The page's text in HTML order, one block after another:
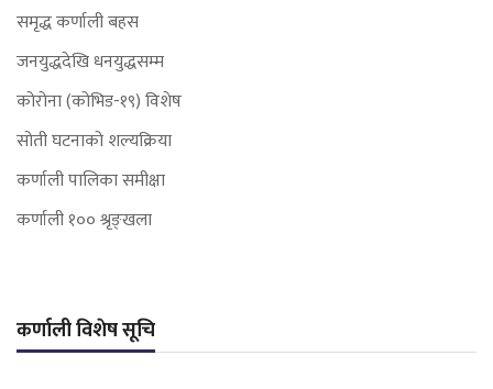
समृद्ध कर्णाली बहस
जनयुद्धदेखि धनयुद्धसम्म
कोरोना (कोभिड-१९) विशेष
सोती घटनाको शल्यक्रिया
कर्णाली पालिका समीक्षा
कर्णाली १०० श्रृङ्खला
कर्णाली विशेष सूचि